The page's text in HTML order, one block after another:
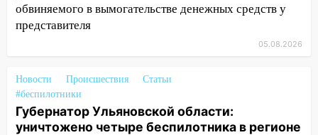
15:00 В Ульяновске после тройного ДТП
госпитализировали 25-летнего байкера
14:08 Пешеход переходил по «зебре»:
подробности серьезной аварии на
Фруктовой
обвиняемого в вымогательстве денежных средств у
представителя
05.08.2026
Новости Происшествия
Статьи
#беспилотники
Губернатор Ульяновской области:
уничтожено четыре беспилотника в регионе